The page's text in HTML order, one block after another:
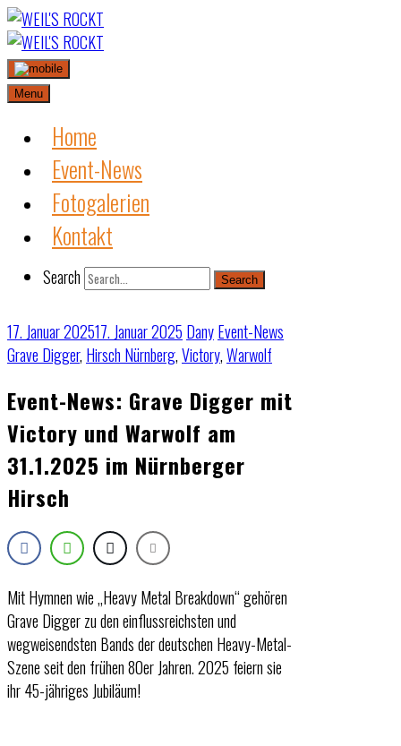
Skip
to
content
Menu
Home
Event-News
Fotogalerien
Kontakt
Search Search
17. Januar 202517. Januar 2025 DanyEvent-News
Grave Digger, Hirsch Nürnberg,Victory,Warwolf
Event-News: Grave Digger mit
Victory und Warwolf am
31.1.2025 im Nürnberger
Hirsch
Mit Hymnen wie „Heavy Metal Breakdown“ gehören
Grave Digger zu den einflussreichsten und
wegweisendsten Bands der deutschen Heavy-Metal-
Szene seit den frühen 80er Jahren. 2025 feiern sie
ihr 45-jähriges Jubiläum!